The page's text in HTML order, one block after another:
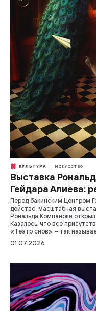
КУЛЬТУРА ИСКУССТВО
Выставка
Гейдара Алиева:
Перед бакинским Центром
действо: масштабная
Рональда Компаноки
Казалось, что все
«Театр снов» – так
01.07.2026